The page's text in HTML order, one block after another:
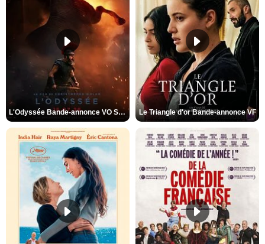
L'Odyssée Bande-annonce VO STFR Le Triangle d'or Bande-annonce VF